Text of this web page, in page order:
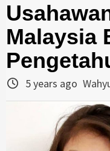
Malaysia
5 years ago